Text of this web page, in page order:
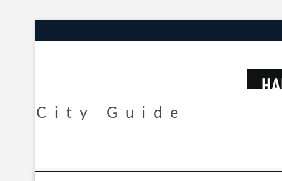
City Guide